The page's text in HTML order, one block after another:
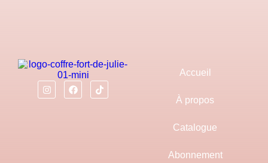
Accueil
À propos
Catalogue
Abonnement